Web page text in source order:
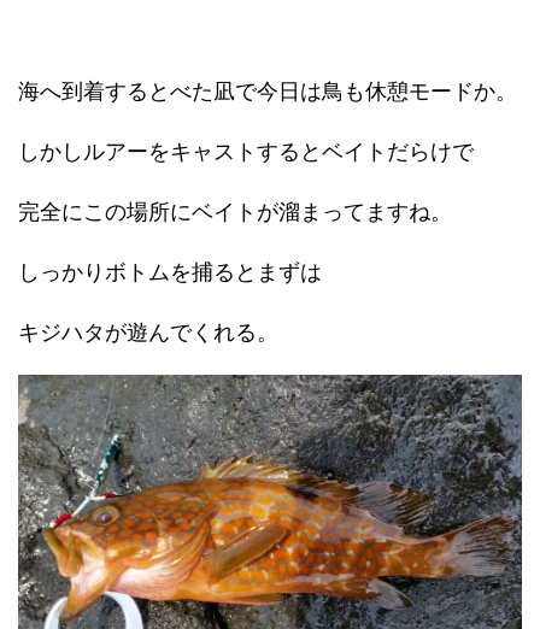
海へ到着するとべた凪で今日は鳥も休憩モードか。
しかしルアーをキャストするとベイトだらけで
完全にこの場所にベイトが溜まってますね。
しっかりボトムを捕るとまずは
キジハタが遊んでくれる。